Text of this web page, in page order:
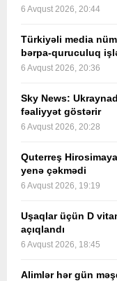
6 Avqust 2026, 20:44
Türkiyəli media
bərpa-quruculuq
6 Avqust 2026, 20:36
Sky News:
fəaliyyət göstərir
6 Avqust 2026, 20:28
Quterreş
yenə çəkmədi
6 Avqust 2026, 19:19
Uşaqlar üçün D
açıqlandı
6 Avqust 2026, 18:45
Alimlər hər gün